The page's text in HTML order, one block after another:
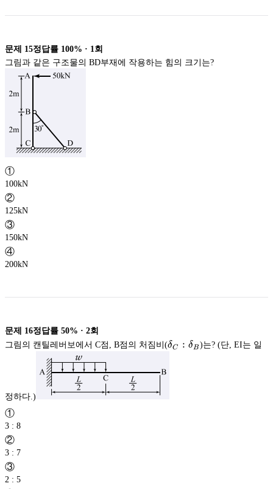
문제 15정답률 100% · 1회
그림과 같은 구조물의 BD부재에 작용하는 힘의 크기는?
①
100kN
②
125kN
③
150kN
④
200kN
문제 16정답률 50% · 2회
그림의 캔틸레버보에서 C점, B점의 처짐비(\delta
δC : δB)는? (단, EI는 일
정하다.)
①
3 : 8
②
3 : 7
③
2 : 5